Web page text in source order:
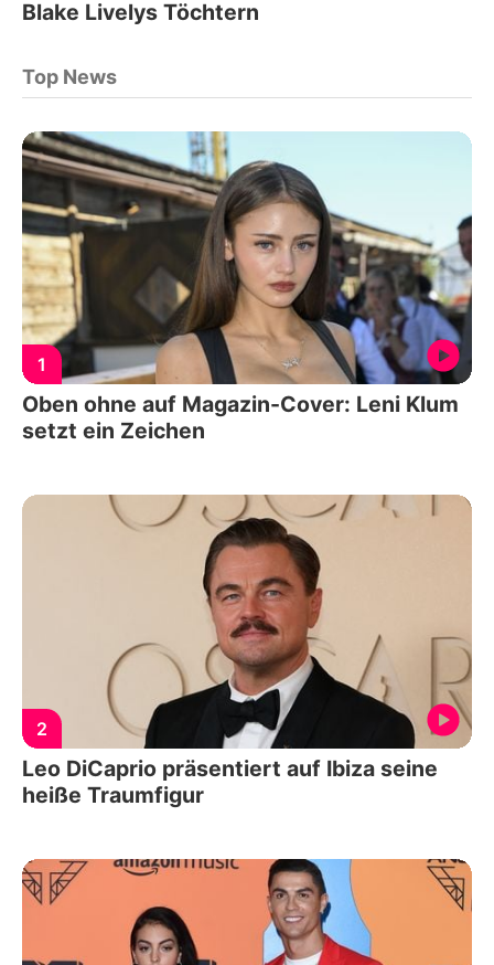
Blake Livelys Töchtern
Top News
1
Oben ohne auf Magazin-Cover: Leni Klum
setzt ein Zeichen
2
Leo DiCaprio präsentiert auf Ibiza seine
heiße Traumfigur